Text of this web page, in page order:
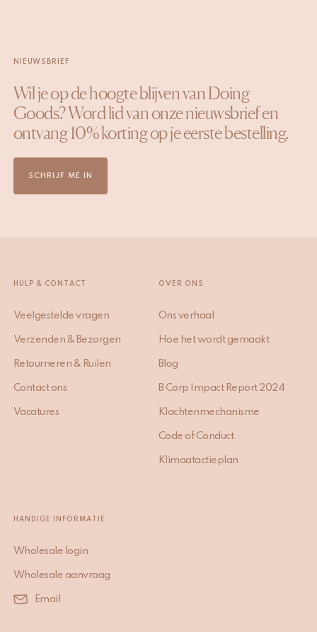
NIEUWSBRIEF
Wil je op de hoogte blijven van Doing
Goods? Word lid van onze nieuwsbrief en
ontvang 10% korting op je eerste bestelling.
SCHRIJF ME IN
HULP & CONTACT
Veelgestelde vragen
Verzenden & Bezorgen
Retourneren & Ruilen
Contact ons
Vacatures
OVER ONS
Ons verhaal
Hoe het wordt gemaakt
Blog
B Corp Impact Report 2024
Klachtenmechanisme
Code of Conduct
Klimaatactieplan
HANDIGE INFORMATIE
Wholesale login
Wholesale aanvraag
Email